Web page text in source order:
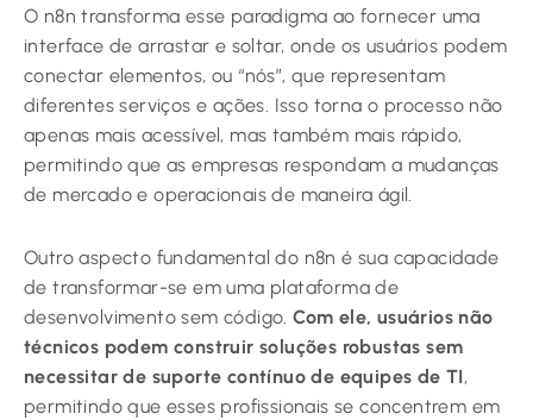
O n8n transforma esse paradigma ao fornecer uma
interface de arrastar e soltar, onde os usuários podem
conectar elementos, ou “nós”, que representam
diferentes serviços e ações. Isso torna o processo não
apenas mais acessível, mas também mais rápido,
permitindo que as empresas respondam a mudanças
de mercado e operacionais de maneira ágil.
Outro aspecto fundamental do n8n é sua capacidade
de transformar-se em uma plataforma de
desenvolvimento sem código.Com ele, usuários não
técnicos podem construir soluções robustas sem
necessitar de suporte contínuo de equipes de TI,
permitindo que esses profissionais se concentrem em